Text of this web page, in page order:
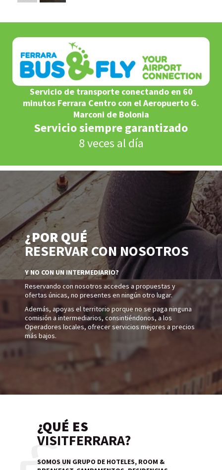
Servicio de transporte conectando en 60
minutos Ferrara Centro con el Aeropuerto G.
Marconi de Bolonia
Servicio siempre garantizado
8 veces al día
¿POR QUÉ
RESERVAR CON NOSOTROS
Y NO CON UN INTERMEDIARIO?
Reservando con nosotros accedes a propuestas y
ofertas únicas, no presentes en ningún otro lugar.
Además, apoyas el territorio porque no se paga ninguna
comisión a intermediarios, consintiéndonos, a los
Operadores locales, ofrecer servicios mejores a precios
más bajos.
¿QUÉ ES
VISITFERRARA?
SOMOS UN GRUPO DE HOTELES, ROOM &